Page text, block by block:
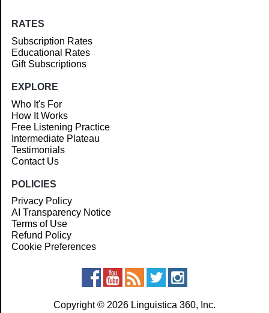
RATES
Subscription Rates
Educational Rates
Gift Subscriptions
EXPLORE
Who It's For
How It Works
Free Listening Practice
Intermediate Plateau
Testimonials
Contact Us
POLICIES
Privacy Policy
AI Transparency Notice
Terms of Use
Refund Policy
Cookie Preferences
Copyright © 2026 Linguistica 360, Inc.